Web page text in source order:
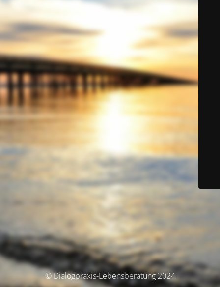
© Dialogpraxis-Lebensberatung 2024